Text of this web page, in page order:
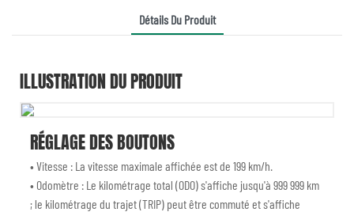
Détails Du Produit
ILLUSTRATION DU PRODUIT
RÉGLAGE DES BOUTONS
• Vitesse : La vitesse maximale affichée est de 199 km/h.
• Odomètre : Le kilométrage total (ODO) s'affiche jusqu'à 999 999 km
; le kilométrage du trajet (TRIP) peut être commuté et s'affiche